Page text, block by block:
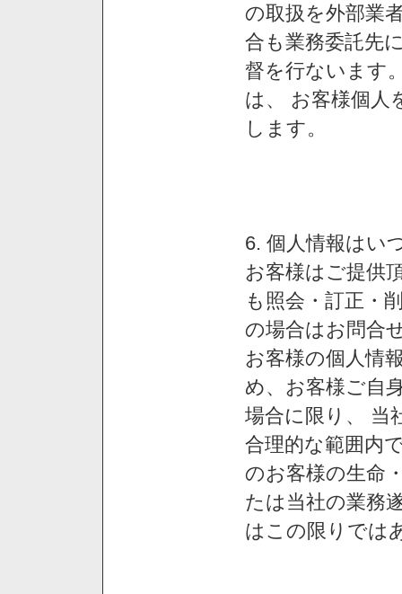
の取扱を外部業
合も業務委託先
督を行ないます
は、 お客様個人
します。
6. 個人情報はい
お客様はご提供
も照会・訂正・
の場合はお問合
お客様の個人情
め、お客様ご自
場合に限り、 当
合理的な範囲内
のお客様の生命
たは当社の業務
はこの限りでは